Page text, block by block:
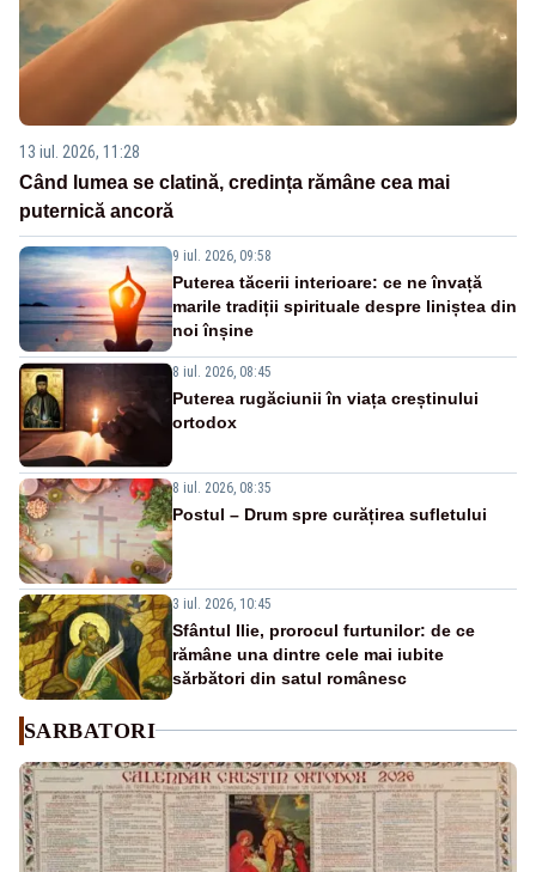
13 iul. 2026, 11:28
Când lumea se clatină, credința rămâne cea mai
puternică ancoră
9 iul. 2026, 09:58
Puterea tăcerii interioare: ce ne învață
marile tradiții spirituale despre liniștea din
noi înșine
8 iul. 2026, 08:45
Puterea rugăciunii în viața creștinului
ortodox
8 iul. 2026, 08:35
Postul – Drum spre curățirea sufletului
3 iul. 2026, 10:45
Sfântul Ilie, prorocul furtunilor: de ce
rămâne una dintre cele mai iubite
sărbători din satul românesc
SARBATORI